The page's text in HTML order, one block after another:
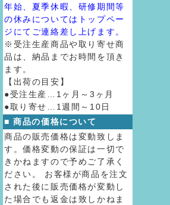
年始、夏季休暇、研修期間等
の休みについてはトップペー
ジにてご連絡差し上げます。
※受注生産商品や取り寄せ商
品は、納品までお時間を頂き
ます。
【出荷の目安】
●受注生産…1ヶ月～3ヶ月
●取り寄せ…1週間～10日
■ 商品の価格について
商品の販売価格は変動致しま
す。価格変動の保証は一切で
きかねますので予めご了承く
ださい。 お客様が商品を注文
された後に販売価格が変動し
た場合でも返金は致しかねま